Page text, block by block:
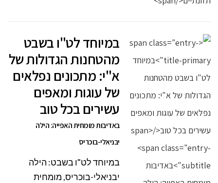
במיוחד לט"ו בשבט
מהטחנות הגדולות של
א"י: מתכונים נפלאים
של עוגות ומאפים
עשירים בכל טוב
באדיבות מומחית האפייה: הילה
יבניאלי-בוכריס
במיוחד לט"ו בשבט: הילה
יבניאלי-בוכריס, מומחית